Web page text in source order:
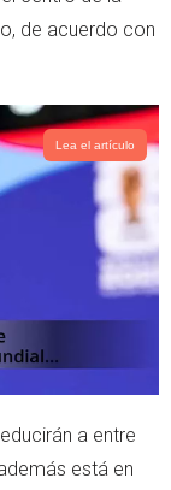
de acuerdo con
Lea el artículo
a entre
está en